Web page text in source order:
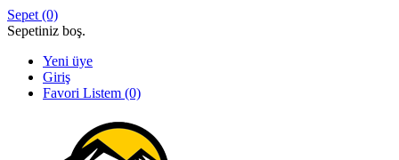
Sepet (0)
Sepetiniz boş.
Yeni üye
Giriş
Favori Listem (0)